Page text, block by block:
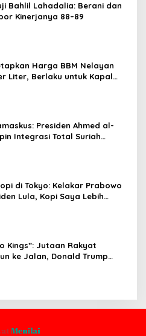
Bahlil Lahadalia: Berani dan
Kinerjanya 88–89
Harga BBM Nelayan
Liter, Berlaku untuk Kapal
Presiden Ahmed al-
Integrasi Total Suriah
di Tokyo: Kelakar Prabowo
Lula, Kopi Saya Lebih
Kings”: Jutaan Rakyat
ke Jalan, Donald Trump